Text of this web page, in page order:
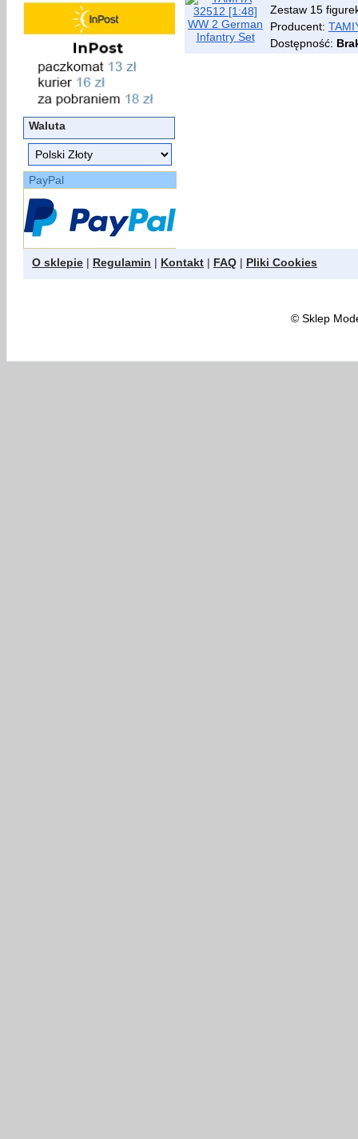
Waluta
PayPal
Zestaw 15
Producent:
Dostępność:
O sklepie | Regulamin | Kontakt | FAQ | Pliki Cookies
©Sklep